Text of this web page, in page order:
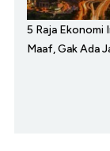
5 Raja Ekonomi
Maaf, Gak Ada